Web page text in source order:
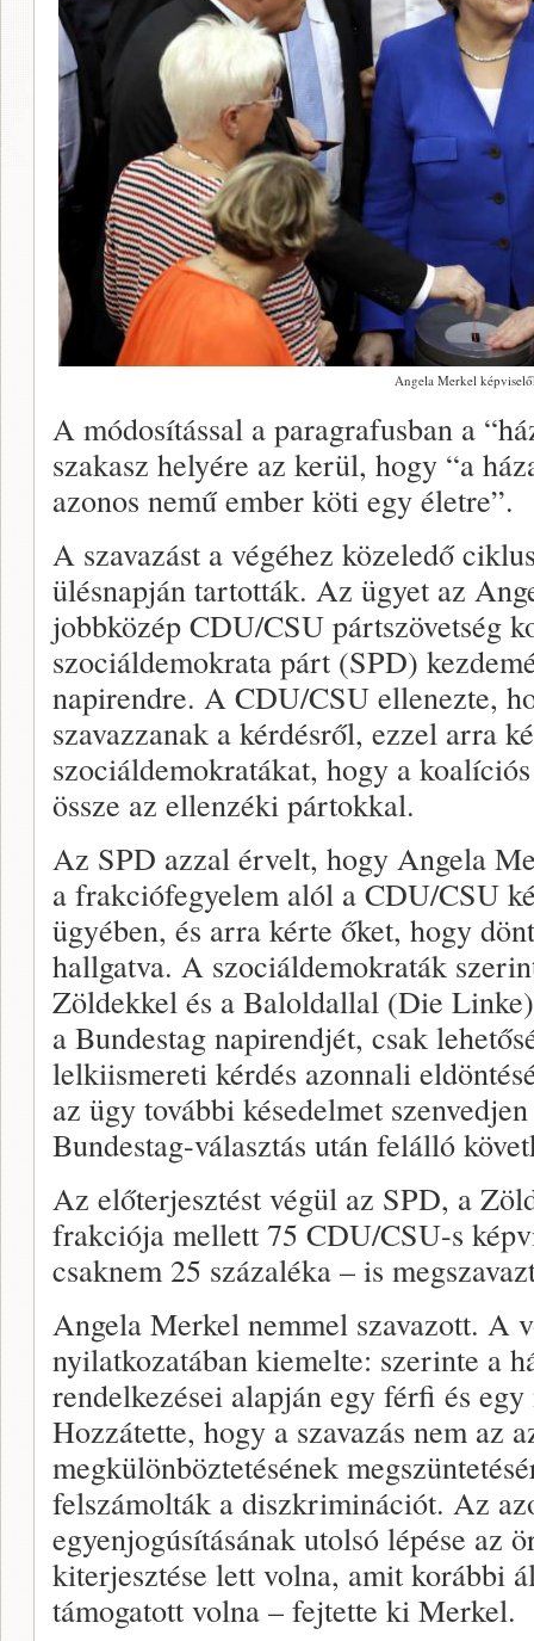
Angela Merkel
A módosítással a paragrafusban a
szakasz helyére az kerül, hogy “a
azonos nemű ember köti egy életre”.
A szavazást a végéhez közeledő
ülésnapján tartották. Az ügyet az
jobbközép CDU/CSU pártszövetség
szociáldemokrata párt (SPD)
napirendre. A CDU/CSU ellenezte,
szavazzanak a kérdésről, ezzel arra
szociáldemokratákat, hogy a
össze az ellenzéki pártokkal.
Az SPD azzal érvelt, hogy Angela
a frakciófegyelem alól a CDU/CSU
ügyében, és arra kérte őket, hogy
hallgatva. A szociáldemokraták
Zöldekkel és a Baloldallal (Die
a Bundestag napirendjét, csak
lelkiismereti kérdés azonnali
az ügy további késedelmet
Bundestag-választás után felálló
Az előterjesztést végül az SPD, a
frakciója mellett 75 CDU/CSU-s
csaknem 25 százaléka – is
Angela Merkel nemmel szavazott. A
nyilatkozatában kiemelte: szerinte a
rendelkezései alapján egy férfi és
Hozzátette, hogy a szavazás nem az
megkülönböztetésének
felszámolták a diszkriminációt. Az
egyenjogúsításának utolsó lépése az
kiterjesztése lett volna, amit korábbi
támogatott volna – fejtette ki Merkel.